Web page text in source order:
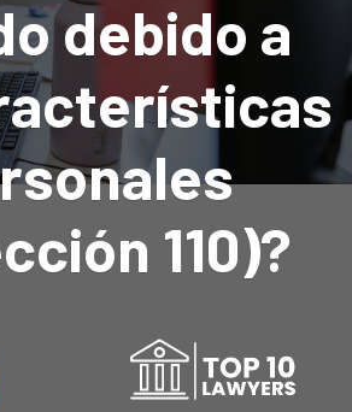
debido a
110)?